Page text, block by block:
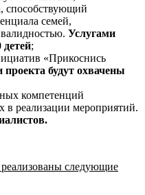
способствующий
семей,
Услугами
детей;
«Прикоснись
будут охвачены
компетенций
в реализации мероприятий.
реализованы следующие